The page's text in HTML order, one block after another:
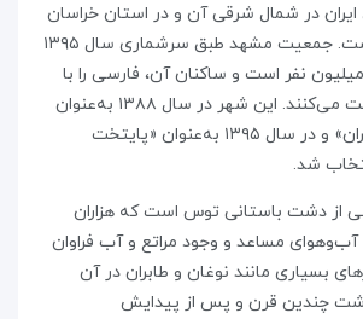
در شمال شرقی آن و در استان خراسان
رضوی واقع شده است. جمعیت مشهد طبق سرشماری سال ۱۳۹۵
نفر است و ساکنان آن، فارسی را با
لهجه مشهدی صحبت می‌کنند. این شهر در سال ۱۳۸۸ به‌عنوان
«پایتخت معنوی ایران» و در سال ۱۳۹۵ به‌عنوان «پایتخت
شد.
از دشت باستانی توس است که هزاران
مساعد و وجود مراتع و آب فراوان
بسیاری مانند نوغان و طابران در آن
چندین قرن و پس از پیدایش